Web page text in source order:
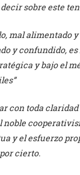
sobre este
mal alimentado
y confundido,
y bajo el
con toda
y el esfuerzo
cierto.